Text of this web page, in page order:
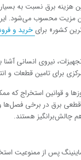
هزینه برق نسبت به
مزیت محسوب می‌شود.
کشور» برای خرید و
نیروی انسانی آشنا
برای تامین قطعات و
و قوانین استخراج که
برق در برخی فصل‌ها و
چالش‌برانگیز هستند.
پس از ممنوعیت